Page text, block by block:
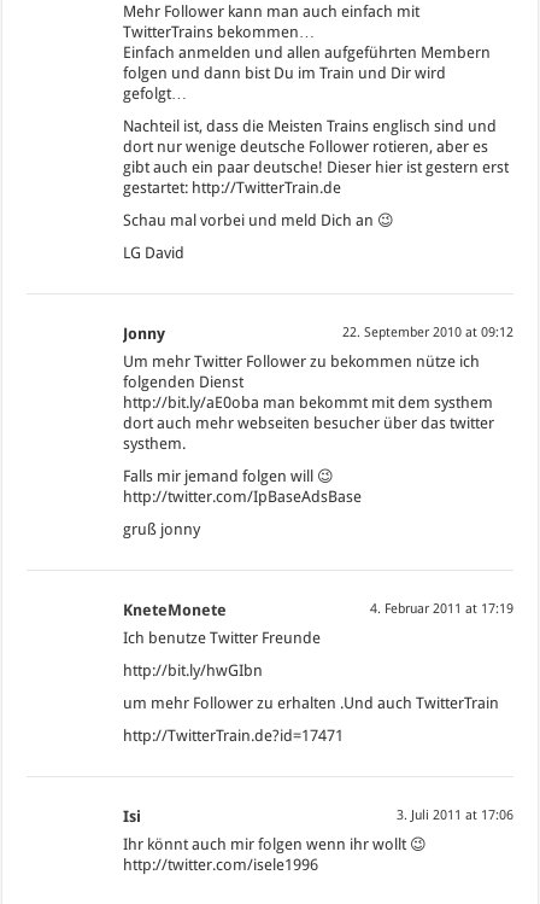
Mehr Follower kann man auch einfach mit
TwitterTrains bekommen…
Einfach anmelden und allen aufgeführten Membern
folgen und dann bist Du im Train und Dir wird
gefolgt…
Nachteil ist, dass die Meisten Trains englisch sind und
dort nur wenige deutsche Follower rotieren, aber es
gibt auch ein paar deutsche! Dieser hier ist gestern erst
gestartet: http://TwitterTrain.de
Schau mal vorbei und meld Dich an 😉
LG David
Jonny 22. September 2010 at 09:12
Um mehr Twitter Follower zu bekommen nütze ich
folgenden Dienst
http://bit.ly/aE0oba man bekommt mit dem systhem
dort auch mehr webseiten besucher über das twitter
systhem.
Falls mir jemand folgen will 😉
http://twitter.com/IpBaseAdsBase
gruß jonny
KneteMonete 4. Februar 2011 at 17:19
Ich benutze Twitter Freunde
http://bit.ly/hwGIbn
um mehr Follower zu erhalten .Und auch TwitterTrain
http://TwitterTrain.de?id=17471
Isi 3. Juli 2011 at 17:06
Ihr könnt auch mir folgen wenn ihr wollt 😉
http://twitter.com/isele1996